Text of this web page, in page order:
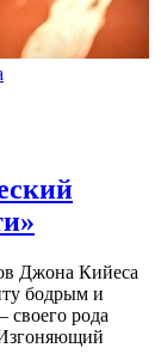
Джона Кийеса
бодрым и
рода